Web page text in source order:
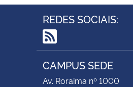
REDES SOCIAIS:
RSS
CAMPUS SEDE
Av. Roraima nº 1000